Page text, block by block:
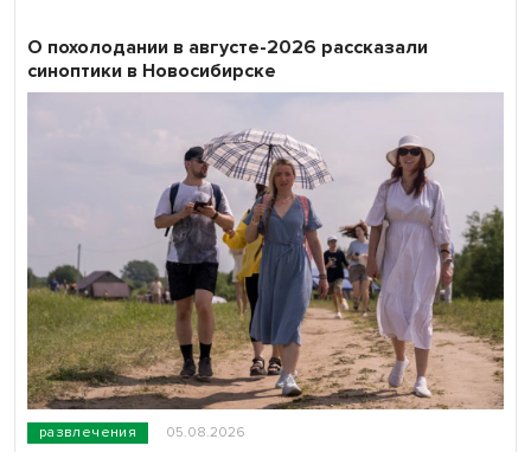
развлечения 05.08.2026
О похолодании в августе-2026 рассказали
синоптики в Новосибирске